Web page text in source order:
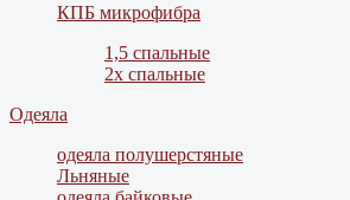
КПБ микрофибра
1,5 спальные
2х спальные
Одеяла
одеяла полушерстяные
Льняные